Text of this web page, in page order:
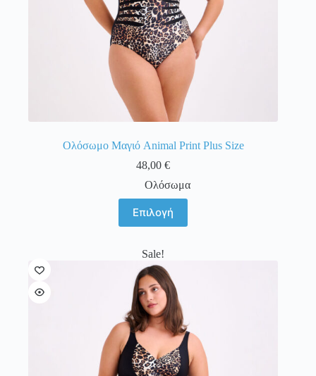
Ολόσωμο Μαγιό Animal Print Plus Size
48,00€
Ολόσωμα
Επιλογή
το
προϊόν
πολλαπλές
παραλλαγές.
Οι
επιλογές
μπορούν
να
επιλεγούν
σελίδα
του
Sale!